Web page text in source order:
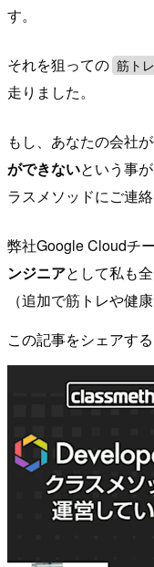
す。
それを狙っての 筋ト
走りました。
もし、あなたの会社が
ができないという事
ラスメソッドにご連絡
弊社Google Cloudチ
ンジニアとして私も
（追加で筋トレや健康
この記事をシェアする